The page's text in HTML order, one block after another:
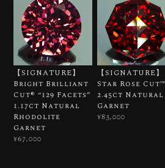
【SIGNATURE】
Bright Brilliant
Cut®︎ “129 Facets”
1.17ct Natural
Rhodolite
Garnet
¥67,000
【SIGNATURE】
Star Rose Cut™️
2.45ct Natural
Garnet
¥83,000